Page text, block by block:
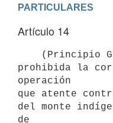
PARTICULARES
Artículo 14
prohibida la
operación
que atente
del monte
de